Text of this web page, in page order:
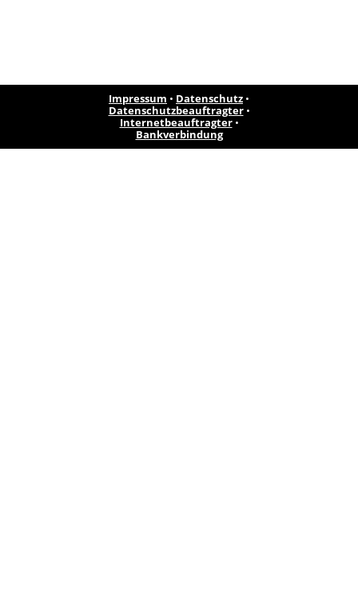
Impressum • Datenschutz •
Datenschutzbeauftragter•
Internetbeauftragter•
Bankverbindung